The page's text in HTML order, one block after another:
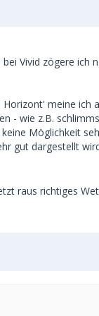
Vivid zögere ich
meine
- wie z.B.
Möglichkeit
gut dargestellt
raus richtiges